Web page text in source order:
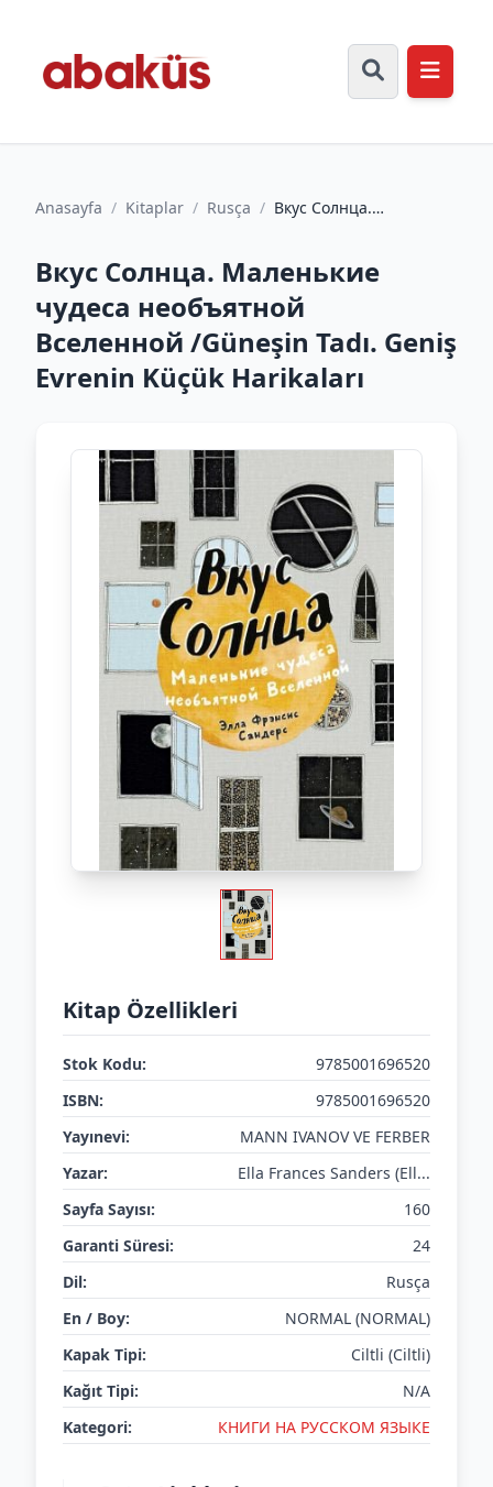
Anasayfa / Kitaplar / Rusça / Вкус Солнца.
/Güneşin Tadı...
Вкус Солнца. Маленькие
чудеса необъятной
Вселенной /Güneşin Tadı. Geniş
Evrenin Küçük Harikaları
Kitap Özellikleri
Stok Kodu:
9785001696520
ISBN:
9785001696520
Yayınevi:
MANN IVANOV VE FERBER
Yazar:
Ella Frances Sanders (Ell...
Sayfa Sayısı:
160
Garanti Süresi:
24
Dil:
Rusça
En / Boy:
NORMAL (NORMAL)
Kapak Tipi:
Ciltli (Ciltli)
Kağıt Tipi:
N/A
Kategori:
КНИГИ НА РУССКОМ ЯЗЫКЕ